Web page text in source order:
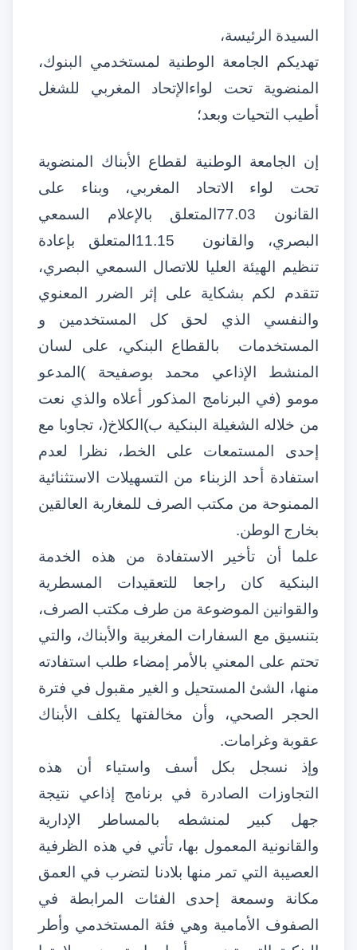
السيدة الرئيسة،
تهديكم الجامعة الوطنية لمستخدمي البنوك،
المنضوية تحت لواءالإتحاد المغربي للشغل
أطيب التحيات وبعد؛
إن الجامعة الوطنية لقطاع الأبناك المنضوية
تحت لواء الاتحاد المغربي، وبناء على
القانون 77.03 المتعلق بالإعلام السمعي
البصري، والقانون
11.15 المتعلق بإعادة
تنظيم الهيئة العليا للاتصال السمعي البصري،
تتقدم لكم بشكاية على إثر الضرر المعنوي
والنفسي الذي لحق كل المستخدمين و
المستخدمات بالقطاع البنكي، على لسان
المنشط الإذاعي محمد بوصفيحة ( المدعو
مومو )في البرنامج المذكور أعلاه والذي نعت
من خلاله الشغيلة البنكية ب( الكلاخ)، تجاوبا مع
إحدى المستمعات على الخط، نظرا لعدم
استفادة أحد الزبناء من التسهيلات الاستثنائية
الممنوحة من مكتب الصرف للمغاربة العالقين
بخارج الوطن.
علما أن تأخير الاستفادة من هذه الخدمة
البنكية كان راجعا للتعقيدات المسطرية
والقوانين الموضوعة من طرف مكتب الصرف،
بتنسيق مع السفارات المغربية والأبناك، والتي
تحتم على المعني بالأمر إمضاء طلب استفادته
منها، الشئ المستحيل و الغير مقبول في فترة
الحجر الصحي، وأن مخالفتها يكلف الأبناك
عقوبة وغرامات.
وإذ نسجل بكل أسف واستياء أن هذه
التجاوزات الصادرة في برنامج إذاعي نتيجة
جهل كبير لمنشطه بالمساطر الإدارية
والقانونية المعمول بها، تأتي في هذه الظرفية
العصيبة التي تمر منها بلادنا لتضرب في العمق
مكانة وسمعة إحدى الفئات المرابطة في
الصفوف الأمامية وهي فئة المستخدمي وأطر